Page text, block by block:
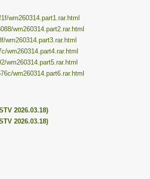
wm260314.part1.rar.html
wm260314.part2.rar.html
wm260314.part3.rar.html
wm260314.part4.rar.html
wm260314.part5.rar.html
wm260314.part6.rar.html
2026.03.18)
2026.03.18)